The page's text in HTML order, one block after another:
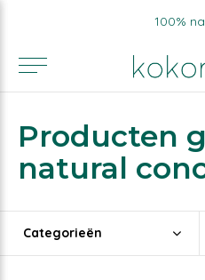
100%
Producten
natural
Categorieën